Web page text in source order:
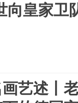
皇家卫
艺述丨